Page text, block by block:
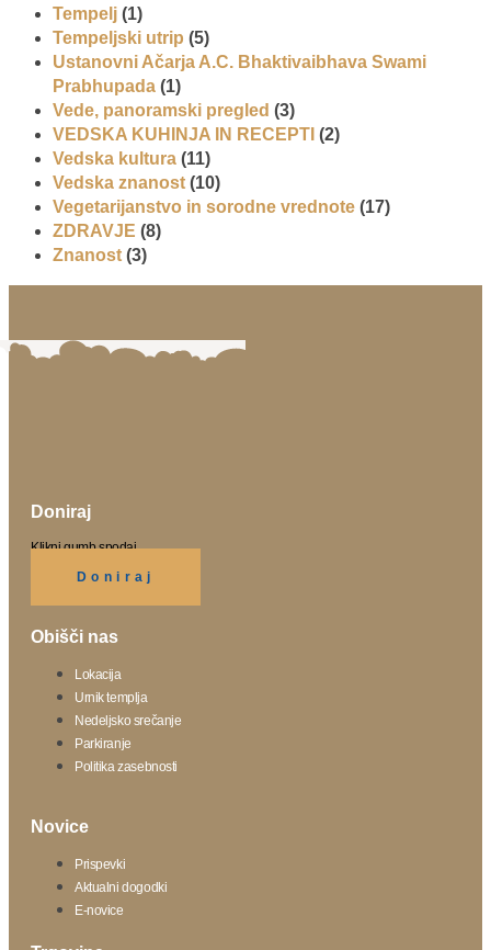
Tempelj (1)
Tempeljski utrip (5)
Ustanovni Ačarja A.C. Bhaktivaibhava Swami
Prabhupada (1)
Vede, panoramski pregled (3)
VEDSKA KUHINJA IN RECEPTI (2)
Vedska kultura (11)
Vedska znanost (10)
Vegetarijanstvo in sorodne vrednote (17)
ZDRAVJE (8)
Znanost (3)
Doniraj
Klikni gumb spodaj.
Doniraj
Obišči nas
Lokacija
Urnik templja
Nedeljsko srečanje
Parkiranje
Politika zasebnosti
Novice
Prispevki
Aktualni dogodki
E-novice